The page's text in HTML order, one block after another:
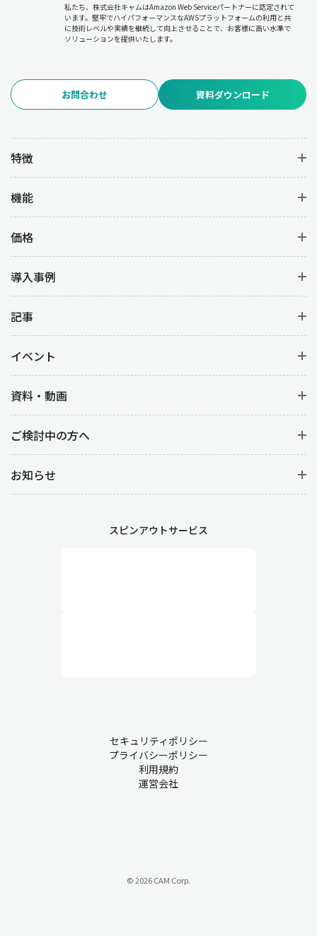
私たち、株式会社キャムはAmazon Web Serviceパートナーに認定されて
います。堅牢でハイパフォーマンスなAWSプラットフォームの利用と共
に技術レベルや実績を継続して向上させることで、お客様に高い水準で
ソリューションを提供いたします。
お問合わせ 資料ダウンロード
特徴
機能
価格
導入事例
記事
イベント
資料・動画
ご検討中の方へ
お知らせ
スピンアウトサービス
セキュリティポリシー
プライバシーポリシー
利用規約
運営会社
© 2026 CAM Corp.